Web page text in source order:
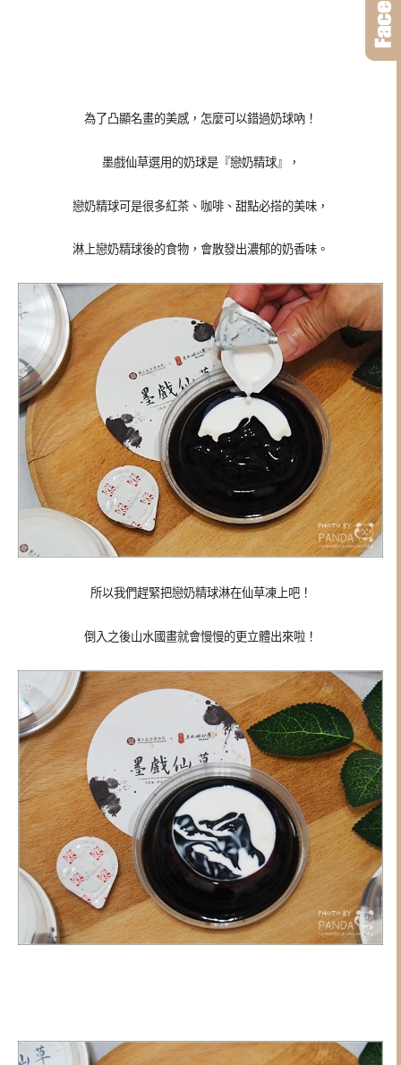
為了凸顯名畫的美感，怎麼可以錯過奶球吶！
墨戲仙草選用的奶球是『戀奶精球』，
戀奶精球可是很多紅茶、咖啡、甜點必搭的美味，
淋上戀奶精球後的食物，會散發出濃郁的奶香味。
所以我們趕緊把戀奶精球淋在仙草凍上吧！
倒入之後山水國畫就會慢慢的更立體出來啦！